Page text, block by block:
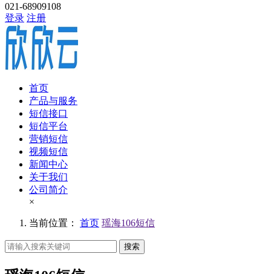
021-68909108
登录 注册
首页
产品与服务
短信接口
短信平台
营销短信
视频短信
新闻中心
关于我们
公司简介
×
当前位置： 首页 瑶海106短信
搜索